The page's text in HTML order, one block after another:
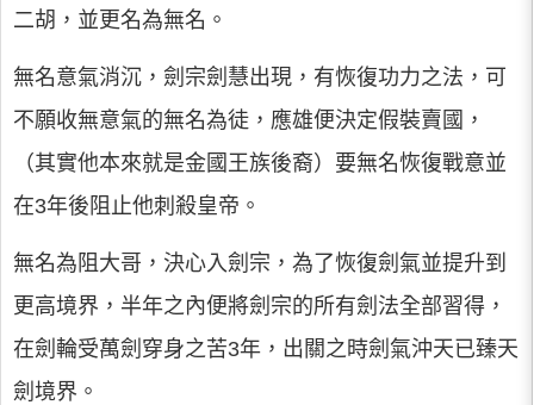
二胡，並更名為無名。
無名意氣消沉，劍宗劍慧出現，有恢復功力之法，可
不願收無意氣的無名為徒，應雄便決定假裝賣國，
（其實他本來就是金國王族後裔）要無名恢復戰意並
在3年後阻止他刺殺皇帝。
無名為阻大哥，決心入劍宗，為了恢復劍氣並提升到
更高境界，半年之內便將劍宗的所有劍法全部習得，
在劍輪受萬劍穿身之苦3年，出關之時劍氣沖天已臻天
劍境界。